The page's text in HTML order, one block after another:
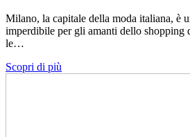
Milano, la capitale della moda italiana, è
imperdibile per gli amanti dello shopping
le…
Scopri di più